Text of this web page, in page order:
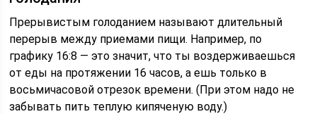
Прерывистым голоданием называют длительный
перерыв между приемами пищи. Например, по
графику 16:8 — это значит, что ты воздерживаешься
от еды на протяжении 16 часов, а ешь только в
восьмичасовой отрезок времени. (При этом надо не
забывать пить теплую кипяченую воду.)